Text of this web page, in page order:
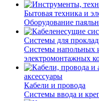
Бытовая техника и
Оборудование
Системы для
Системы напольных
электромонтажных
аксессуары
Кабели и провода
Системы ввода и